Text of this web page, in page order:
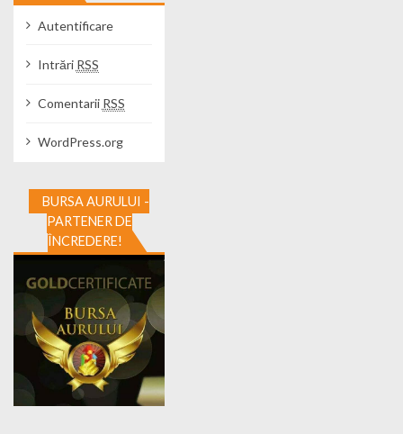
Autentificare
Intrări RSS
Comentarii RSS
WordPress.org
BURSA AURULUI -
PARTENER DE
ÎNCREDERE!